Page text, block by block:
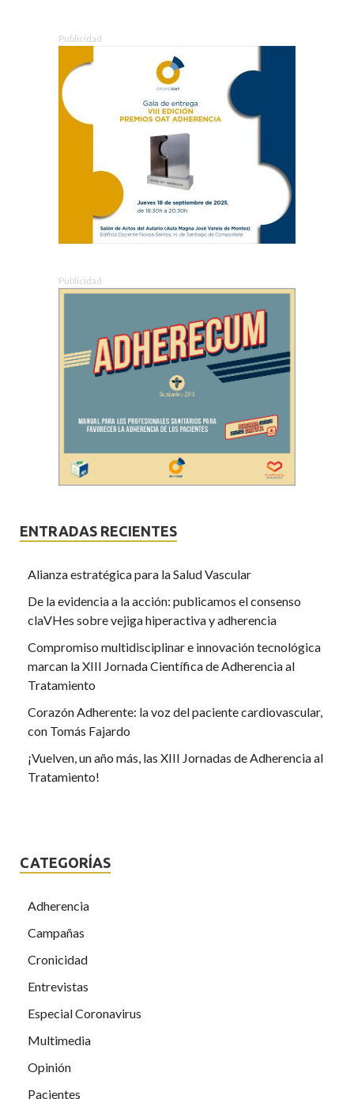
Publicidad
Publicidad
ENTRADAS RECIENTES
Alianza estratégica para la Salud Vascular
De la evidencia a la acción: publicamos el consenso
claVHes sobre vejiga hiperactiva y adherencia
Compromiso multidisciplinar e innovación tecnológica
marcan la XIII Jornada Científica de Adherencia al
Tratamiento
Corazón Adherente: la voz del paciente cardiovascular,
con Tomás Fajardo
¡Vuelven, un año más, las XIII Jornadas de Adherencia al
Tratamiento!
CATEGORÍAS
Adherencia
Campañas
Cronicidad
Entrevistas
Especial Coronavirus
Multimedia
Opinión
Pacientes